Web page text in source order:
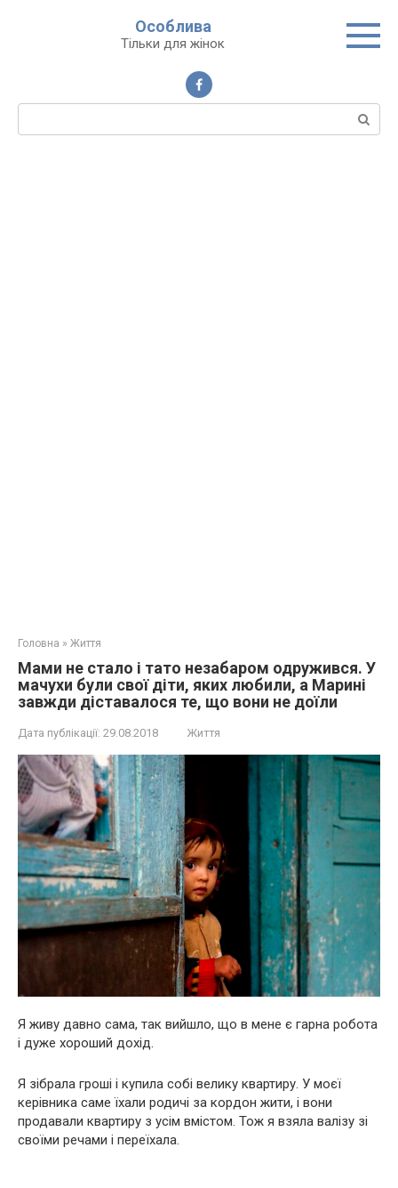
Особлива
Тільки для жінок
Пошук:
Головна » Життя
Мами не стало і тато незабаром одружився. У
мачухи були свої діти, яких любили, а Марині
завжди діставалося те, що вони не доїли
Дата публікації: 29.08.2018 Життя
Я живу давно сама, так вийшло, що в мене є гарна робота
і дуже хороший дохід.
Я зібрала гроші і купила собі велику квартиру. У моєї
керівника саме їхали родичі за кордон жити, і вони
продавали квартиру з усім вмістом. Тож я взяла валізу зі
своїми речами і переїхала.